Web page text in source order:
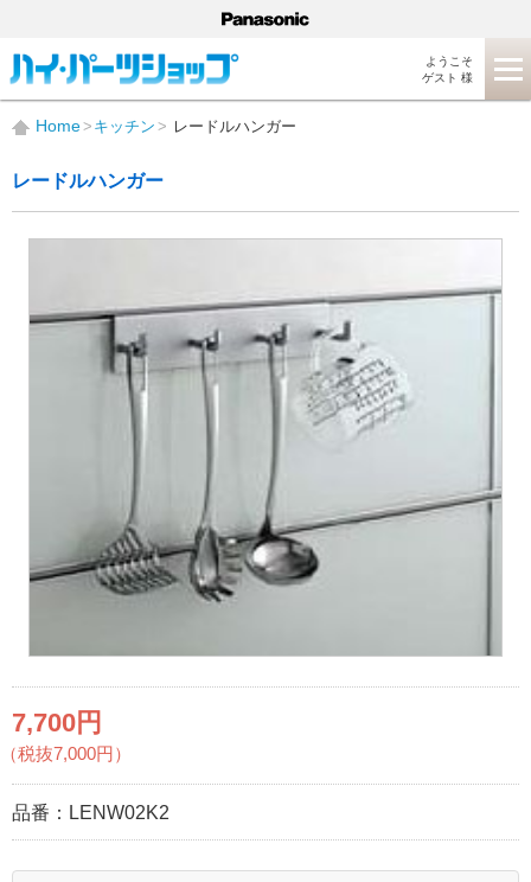
ようこそ
ゲスト 様
Home キッチン レードルハンガー
レードルハンガー
7,700円
（税抜7,000円）
品番： LENW02K2